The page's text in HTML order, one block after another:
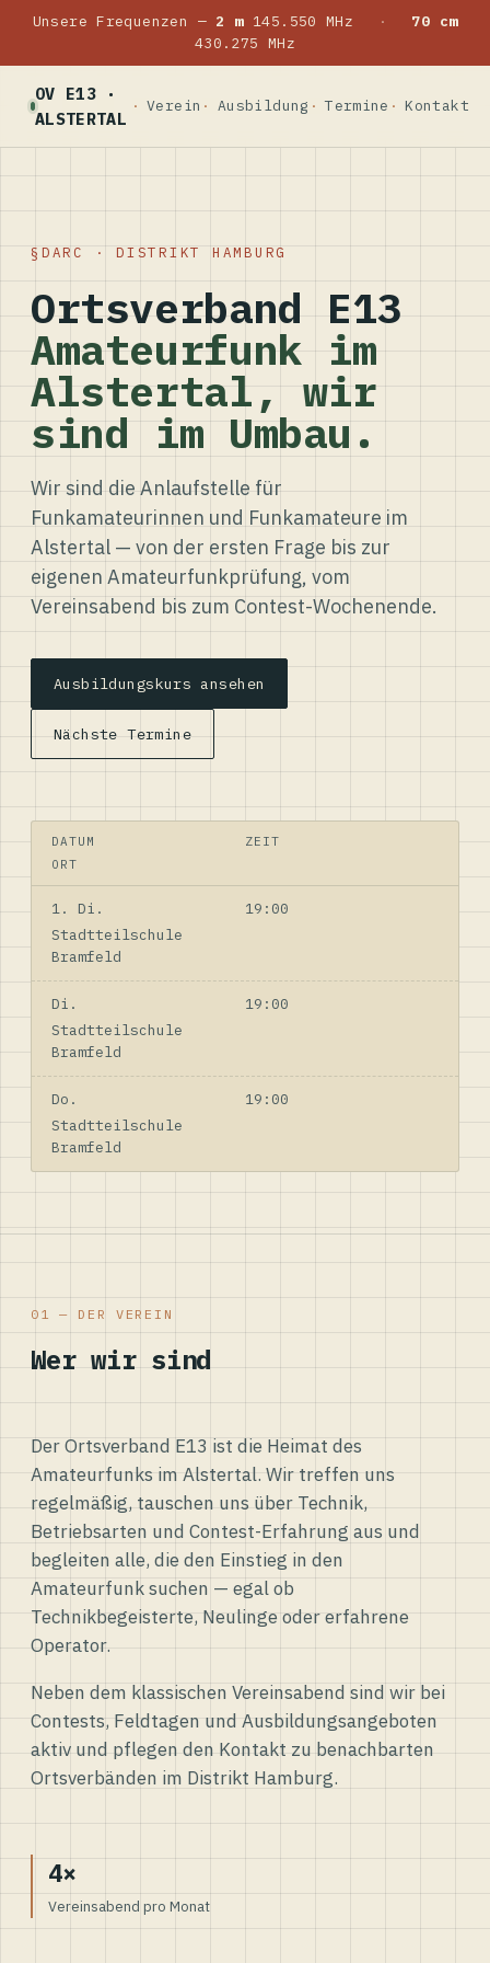
Unsere Frequenzen — 2 m145.550 MHz ·
70 cm
430.275 MHz
OV E13 ·
ALSTERTAL
Verein Ausbildung Termine Kontakt
DARC · DISTRIKT HAMBURG
Ortsverband E13
Amateurfunk im
Alstertal, wir
sind im Umbau.
Wir sind die Anlaufstelle für
Funkamateurinnen und Funkamateure im
Alstertal — von der ersten Frage bis zur
eigenen Amateurfunkprüfung, vom
Vereinsabend bis zum Contest-Wochenende.
Ausbildungskurs ansehen
Nächste Termine
DATUM
ZEIT
ORT
1. Di.
19:00
Stadtteilschule
Bramfeld
Di.
19:00
Stadtteilschule
Bramfeld
Do.
19:00
Stadtteilschule
Bramfeld
01 — DER VEREIN
Wer wir sind
Der Ortsverband E13 ist die Heimat des
Amateurfunks im Alstertal. Wir treffen uns
regelmäßig, tauschen uns über Technik,
Betriebsarten und Contest-Erfahrung aus und
begleiten alle, die den Einstieg in den
Amateurfunk suchen — egal ob
Technikbegeisterte, Neulinge oder erfahrene
Operator.
Neben dem klassischen Vereinsabend sind wir bei
Contests, Feldtagen und Ausbildungsangeboten
aktiv und pflegen den Kontakt zu benachbarten
Ortsverbänden im Distrikt Hamburg.
4×
Vereinsabend pro Monat